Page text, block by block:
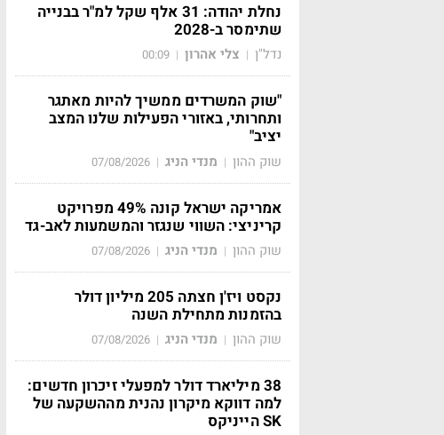
נחלת יהודה: 31 אלף שקל למ"ר בבנייה
שתימסר ב-2028
נדל"ן | צלי אהרון |
00:09
"שוק המשרדים ממשיך להיות מאתגר
ותחרותי, באזורי הפעילות שלנו המצב
יציב"
שוק ההון | מנדי הניג |
07/08/2026
אמריקה ישראל קונה 49% מפרויקט
קריניצי: השווי שנגזר והמשמעות לאב-גד
שוק ההון | מנדי הניג |
07/08/2026
נקסט ויז'ן חצתה 205 מיליון דולר
בהזמנות מתחילת השנה
שוק ההון | מנדי הניג |
07/08/2026
38 מיליארד דולר למפעלי זיכרון חדשים:
למה דווקא מיקרון נהנית מההשקעה של
SK הייניקס